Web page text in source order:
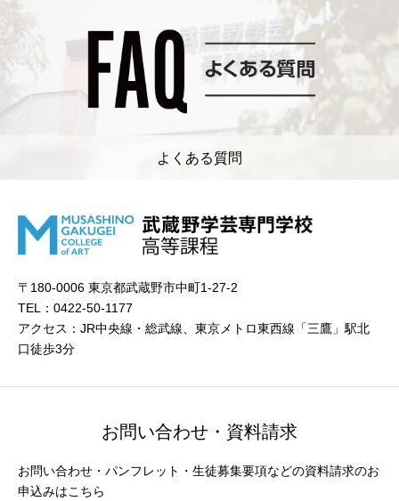
よくある質問
〒180-0006 東京都武蔵野市中町1-27-2
TEL：0422-50-1177
アクセス：JR中央線・総武線、東京メトロ東西線「三鷹」駅北
口徒歩3分
お問い合わせ・資料請求
お問い合わせ・パンフレット・生徒募集要項などの資料請求のお
申込みはこちら